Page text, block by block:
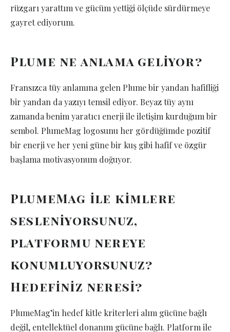
rüzgarı yarattım ve gücüm yettiği ölçüde sürdürmeye
gayret ediyorum.
Plume ne anlama geliyor?
Fransızca tüy anlamına gelen Plume bir yandan hafifliği
bir yandan da yazıyı temsil ediyor. Beyaz tüy aynı
zamanda benim yaratıcı enerji ile iletişim kurduğum bir
sembol. PlumeMag logosunu her gördüğümde pozitif
bir enerji ve her yeni güne bir kuş gibi hafif ve özgür
başlama motivasyonum doğuyor.
PlumeMag ile kimlere
sesleniyorsunuz,
platformu nereye
konumluyorsunuz?
Hedefiniz neresi?
PlumeMag’in hedef kitle kriterleri alım gücüne bağlı
değil, entellektüel donanım gücüne bağlı. Platform ile